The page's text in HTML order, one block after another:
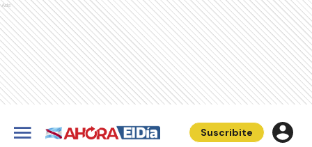
Ads
Suscribite